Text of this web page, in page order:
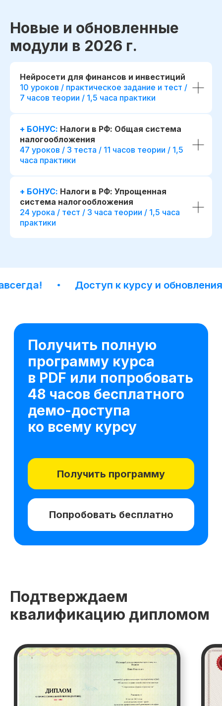
Новые и обновленные
модули в 2026 г.
Нейросети для финансов и инвестиций
10 уроков / практическое задание и тест /
7 часов теории / 1,5 часа практики
+ БОНУС: Налоги в РФ: Общая система
налогообложения
47 уроков / 3 теста / 11 часов теории / 1,5
часа практики
+ БОНУС: Налоги в РФ: Упрощенная
система налогообложения
24 урока / тест / 3 часа теории / 1,5 часа
практики
Доступ к курсу и обновлениям
Подтверждаем
квалификацию дипломом